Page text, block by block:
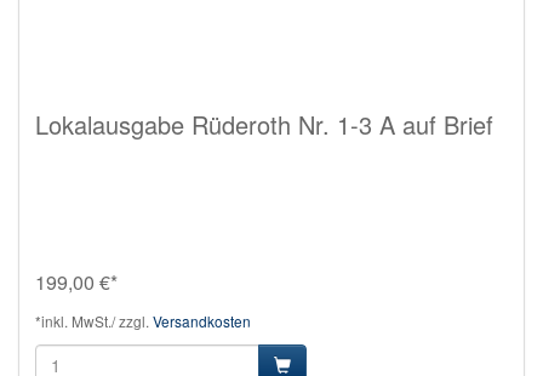
Lokalausgabe Rüderoth Nr. 1-3 A auf Brief
199,00 €*
*inkl. MwSt./ zzgl. Versandkosten